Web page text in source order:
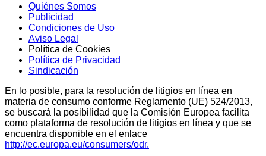
Quiénes Somos
Publicidad
Condiciones de Uso
Aviso Legal
Política de Cookies
Política de Privacidad
Sindicación
En lo posible, para la resolución de litigios en línea en
materia de consumo conforme Reglamento (UE) 524/2013,
se buscará la posibilidad que la Comisión Europea facilita
como plataforma de resolución de litigios en línea y que se
encuentra disponible en el enlace
http://ec.europa.eu/consumers/odr.